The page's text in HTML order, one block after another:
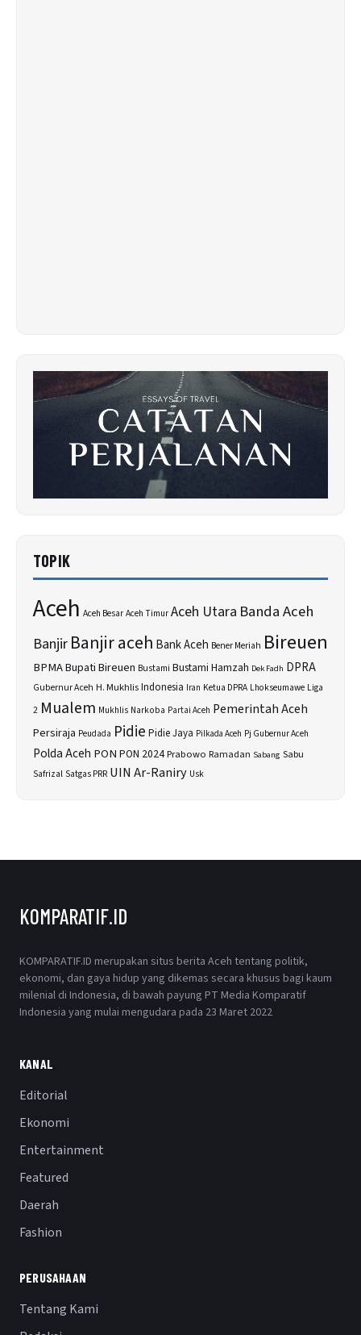
TOPIK
Aceh Aceh BesarAceh TimurAceh Utara Banda Aceh
BanjirBanjir aceh Bank Aceh Bener Meriah Bireuen
BPMABupati Bireuen Bustami Bustami Hamzah Dek Fadh DPRA
Gubernur Aceh H. MukhlisIndonesia Iran Ketua DPRA Lhokseumawe Liga
2 Mualem Mukhlis Narkoba Partai Aceh Pemerintah Aceh
Persiraja Peudada Pidie Pidie Jaya Pilkada Aceh Pj Gubernur Aceh
Polda Aceh PON PON 2024Prabowo Ramadan Sabang Sabu
SafrizalSatgas PRR UIN Ar-Raniry Usk
KOMPARATIF.ID
KOMPARATIF.ID merupakan situs berita Aceh tentang politik,
ekonomi, dan gaya hidup yang dikemas secara khusus bagi kaum
milenial di Indonesia, di bawah payung PT Media Komparatif
Indonesia yang mulai mengudara pada 23 Maret 2022
KANAL
Editorial
Ekonomi
Entertainment
Featured
Daerah
Fashion
PERUSAHAAN
Tentang Kami